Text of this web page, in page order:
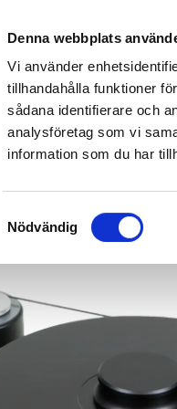
Denna webbplats
Vi använder
tillhandahålla funktioner
sådana identifierare och
analysföretag som vi
information som du har
a
y
c
k
Nödvändig
BEGAGNAD HIFI
Tillverkare P Pro-Ject